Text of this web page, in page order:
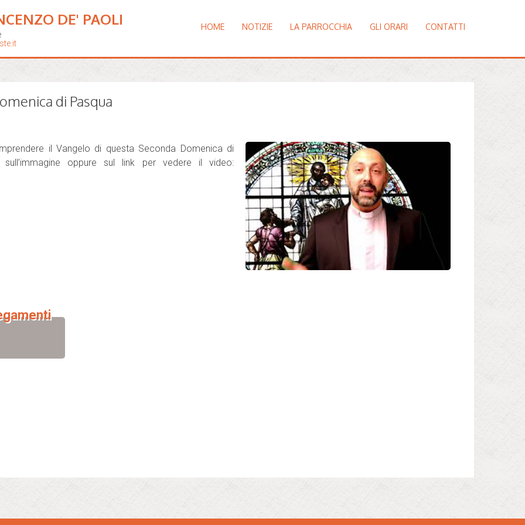
DE' PAOLI HOME NOTIZIE LA PARROCCHIA GLI ORARI CONTATTI
di Pasqua
il Vangelo di questa Seconda Domenica di
oppure sul link per vedere il video: